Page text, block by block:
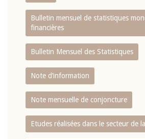
Bulletin mensuel de statistiques
financières
Bulletin Mensuel des Statistiques
Note d’information
Note mensuelle de conjoncture
Etudes réalisées dans le secteur de